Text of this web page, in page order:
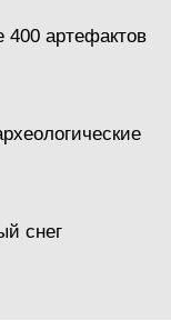
400 артефактов
снег